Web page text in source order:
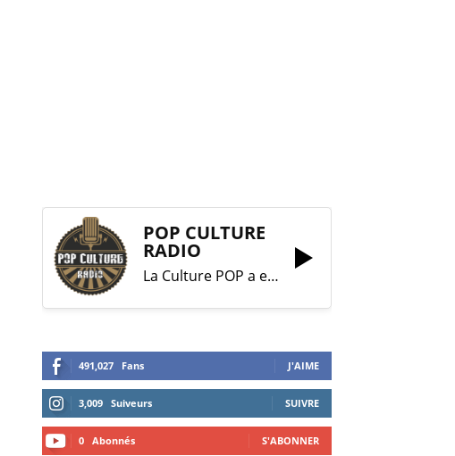
POP CULTURE
RADIO
La Culture POP a enfin trouvé sa RADIO !
491,027 Fans J'AIME
3,009 Suiveurs SUIVRE
0 Abonnés S'ABONNER